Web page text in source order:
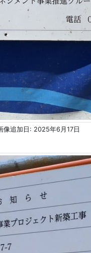
追加日: 2025年6月17日